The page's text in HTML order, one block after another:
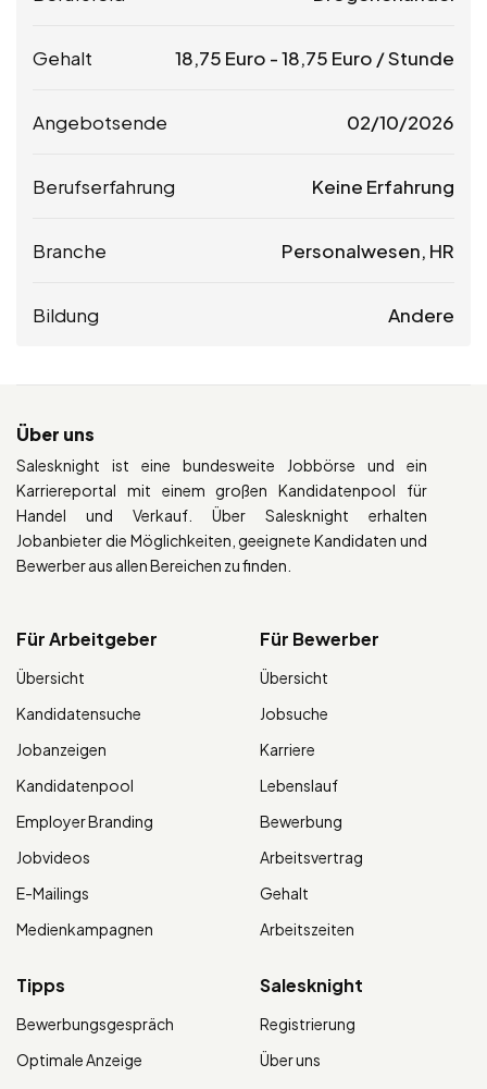
Gehalt 18,75 Euro -18,75 Euro / Stunde
Angebotsende 02/10/2026
Berufserfahrung Keine Erfahrung
Branche Personalwesen, HR
Bildung Andere
Über uns
Salesknight ist eine bundesweite Jobbörse und ein
Karriereportal mit einem großen Kandidatenpool für
Handel und Verkauf. Über Salesknight erhalten
Jobanbieter die Möglichkeiten, geeignete Kandidaten und
Bewerber aus allen Bereichen zu finden.
Für Arbeitgeber
Übersicht
Kandidatensuche
Jobanzeigen
Kandidatenpool
Employer Branding
Jobvideos
E-Mailings
Medienkampagnen
Für Bewerber
Übersicht
Jobsuche
Karriere
Lebenslauf
Bewerbung
Arbeitsvertrag
Gehalt
Arbeitszeiten
Tipps
Bewerbungsgespräch
Optimale Anzeige
Salesknight
Registrierung
Über uns